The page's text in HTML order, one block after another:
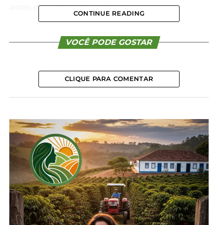
antes de ser liberado o trânsito.
pista sendo pavimentada, com necessidade de
desmonte para avançar com os trabalhos.
Usuários devem evitar aglomerações e não se
aproximar dos locais de detonação, respeitando a
sinalização provisória no trecho.
*AEN-PR
Compartilhe isso:
Facebook 18+
CONTINUE READING
VOCÊ PODE GOSTAR
CLIQUE PARA COMENTAR